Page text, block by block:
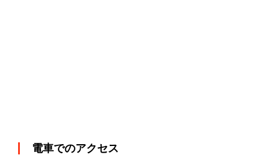
電車でのアクセス